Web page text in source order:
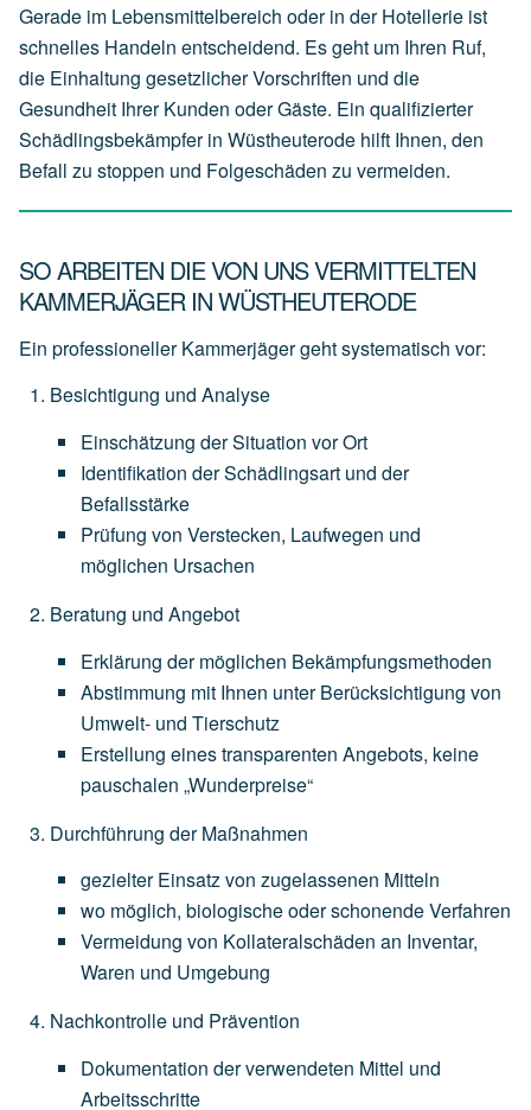
Gerade im Lebensmittelbereich oder in der Hotellerie ist
schnelles Handeln entscheidend. Es geht um Ihren Ruf,
die Einhaltung gesetzlicher Vorschriften und die
Gesundheit Ihrer Kunden oder Gäste. Ein qualifizierter
Schädlingsbekämpfer in Wüstheuterode hilft Ihnen, den
Befall zu stoppen und Folgeschäden zu vermeiden.
SO ARBEITEN DIE VON UNS VERMITTELTEN
KAMMERJÄGER IN WÜSTHEUTERODE
Ein professioneller Kammerjäger geht systematisch vor:
Besichtigung und Analyse
Einschätzung derSituation vorOrt
Identifikation derSchädlingsart und der
Befallsstärke
Prüfung von Verstecken, Laufwegen und
möglichen Ursachen
Beratung und Angebot
Erklärung der möglichen Bekämpfungsmethoden
Abstimmung mit Ihnen unter Berücksichtigung von
Umwelt- und Tierschutz
Erstellung einestransparenten Angebots, keine
pauschalen „Wunderpreise“
Durchführung der Maßnahmen
gezielter Einsatzvon zugelassenen Mitteln
wo möglich, biologischeoderschonendeVerfahren
Vermeidung von Kollateralschäden an Inventar,
Waren und Umgebung
Nachkontrolle und Prävention
Dokumentation derverwendeten Mittel und
Arbeitsschritte